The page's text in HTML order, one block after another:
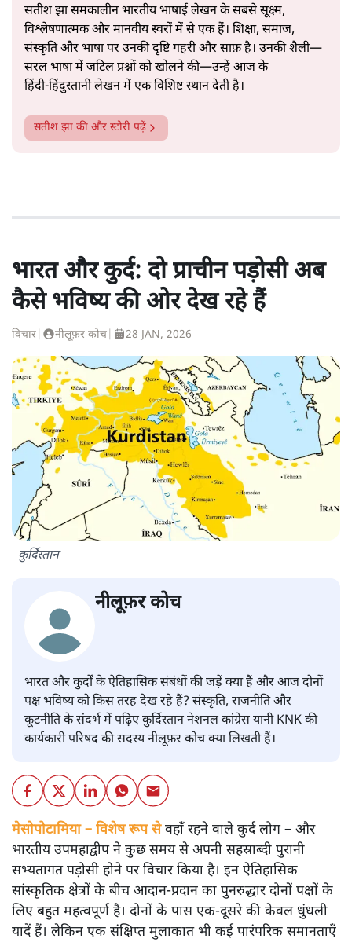
सतीश झा समकालीन भारतीय भाषाई लेखन के सबसे सूक्ष्म,
विश्लेषणात्मक और मानवीय स्वरों में से एक हैं। शिक्षा, समाज,
संस्कृति और भाषा पर उनकी दृष्टि गहरी और साफ़ है। उनकी शैली—
सरल भाषा में जटिल प्रश्नों को खोलने की—उन्हें आज के
हिंदी‑हिंदुस्तानी लेखन में एक विशिष्ट स्थान देती है।
सतीश झा की और स्टोरी पढ़ें
भारत और कुर्द: दो प्राचीन पड़ोसी अब
कैसे भविष्य की ओर देख रहे हैं
विचार नीलूफ़र कोच 28 JAN, 2026
कुर्दिस्तान
नीलूफ़र कोच
भारत और कुर्दों के ऐतिहासिक संबंधों की जड़ें क्या हैं और आज दोनों
पक्ष भविष्य को किस तरह देख रहे हैं? संस्कृति, राजनीति और
कूटनीति के संदर्भ में पढ़िए कुर्दिस्तान नेशनल कांग्रेस यानी KNK की
कार्यकारी परिषद की सदस्य नीलूफ़र कोच क्या लिखती हैं।
मेसोपोटामिया – विशेष रूप सेवहाँ रहने वाले कुर्द लोग – और
भारतीय उपमहाद्वीप ने कुछ समय से अपनी सहस्राब्दी पुरानी
सभ्यतागत पड़ोसी होने पर विचार किया है। इन ऐतिहासिक
सांस्कृतिक क्षेत्रों के बीच आदान-प्रदान का पुनरुद्धार दोनों पक्षों के
लिए बहुत महत्वपूर्ण है। दोनों के पास एक-दूसरे की केवल धुंधली
यादें हैं। लेकिन एक संक्षिप्त मुलाकात भी कई पारंपरिक समानताएँ